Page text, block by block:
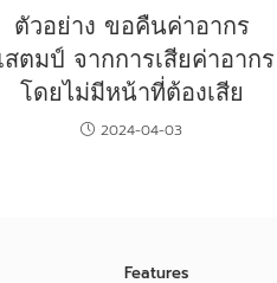
ตัวอย่าง ขอคืนค่าอากร
ตมป์ จากการเสียค่าอากร
โดยไม่มีหน้าที่ต้องเสีย
2024-04-03
Features